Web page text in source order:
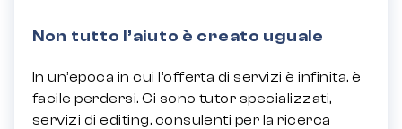
Non tutto l’aiuto è creato uguale
In un’epoca in cui l’offerta di servizi è infinita, è
facile perdersi. Ci sono tutor specializzati,
servizi di editing, consulenti per la ricerca